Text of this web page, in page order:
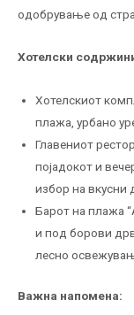
одобрување од
Хотелски
Хотелскиот
плажа, урбано
Главениот
појадокот и
избор на вкусни
Барот на плажа
и под борови
лесно
Важна напомена: